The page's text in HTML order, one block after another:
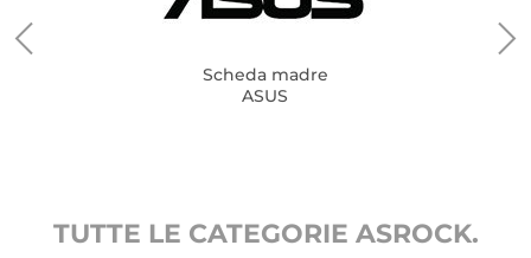
Scheda madre
ASUS
TUTTE LE CATEGORIE ASROCK.